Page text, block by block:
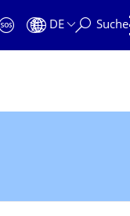
DE Suche